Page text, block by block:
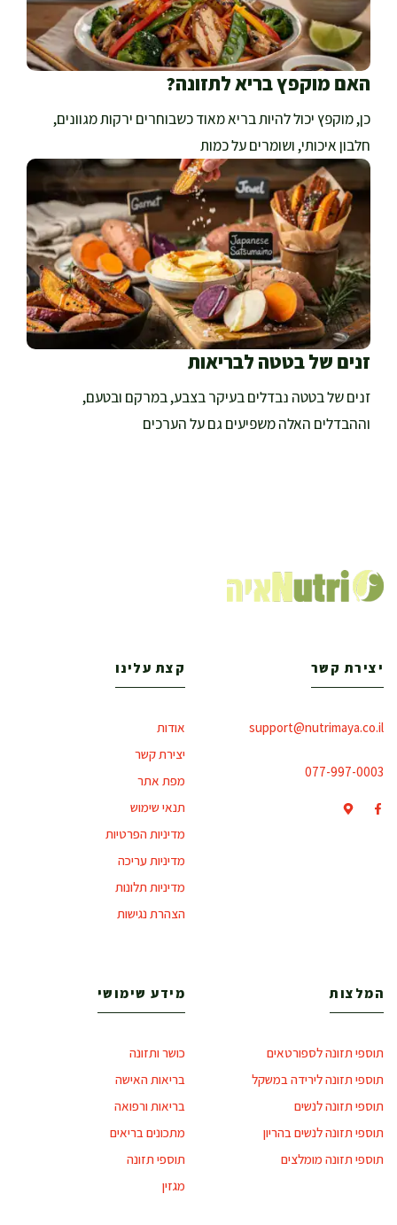
האם מוקפץ בריא לתזונה?
כן, מוקפץ יכול להיות בריא מאוד כשבוחרים ירקות מגוונים,
חלבון איכותי, ושומרים על כמות
זנים של בטטה לבריאות
זנים של בטטה נבדלים בעיקר בצבע, במרקם ובטעם,
וההבדלים האלה משפיעים גם על הערכים
יצירת קשר
support@nutrimaya.co.il
077-997-0003
קצת עלינו
אודות
יצירת קשר
מפת אתר
תנאי שימוש
מדיניות הפרטיות
מדיניות עריכה
מדיניות תלונות
הצהרת נגישות
המלצות
תוספי תזונה לספורטאים
תוספי תזונה לירידה במשקל
תוספי תזונה לנשים
תוספי תזונה לנשים בהריון
תוספי תזונה מומלצים
מידע שימושי
כושר ותזונה
בריאות האישה
בריאות ורפואה
מתכונים בריאים
תוספי תזונה
מגזין